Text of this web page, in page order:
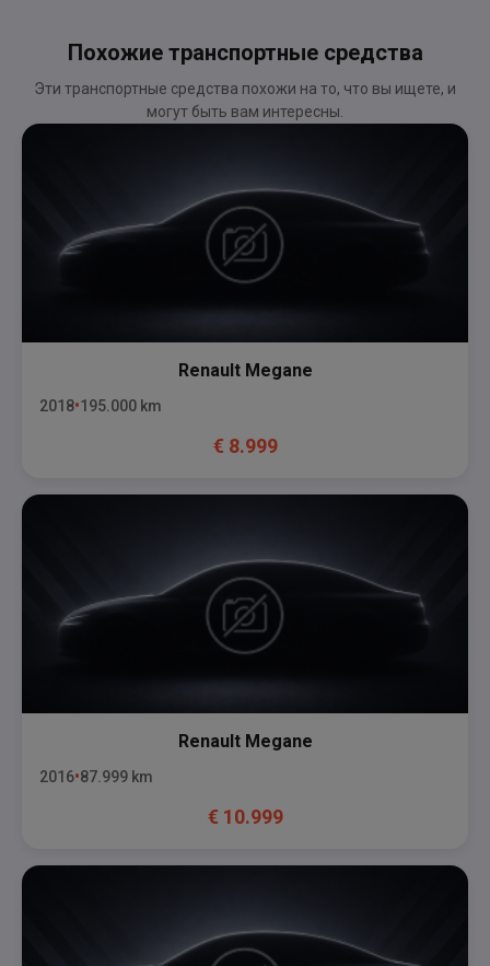
Похожие транспортные средства
Эти транспортные средства похожи на то, что вы ищете, и
могут быть вам интересны.
Renault Megane
2018 195.000 km
€ 8.999
Renault Megane
2016 87.999 km
€ 10.999